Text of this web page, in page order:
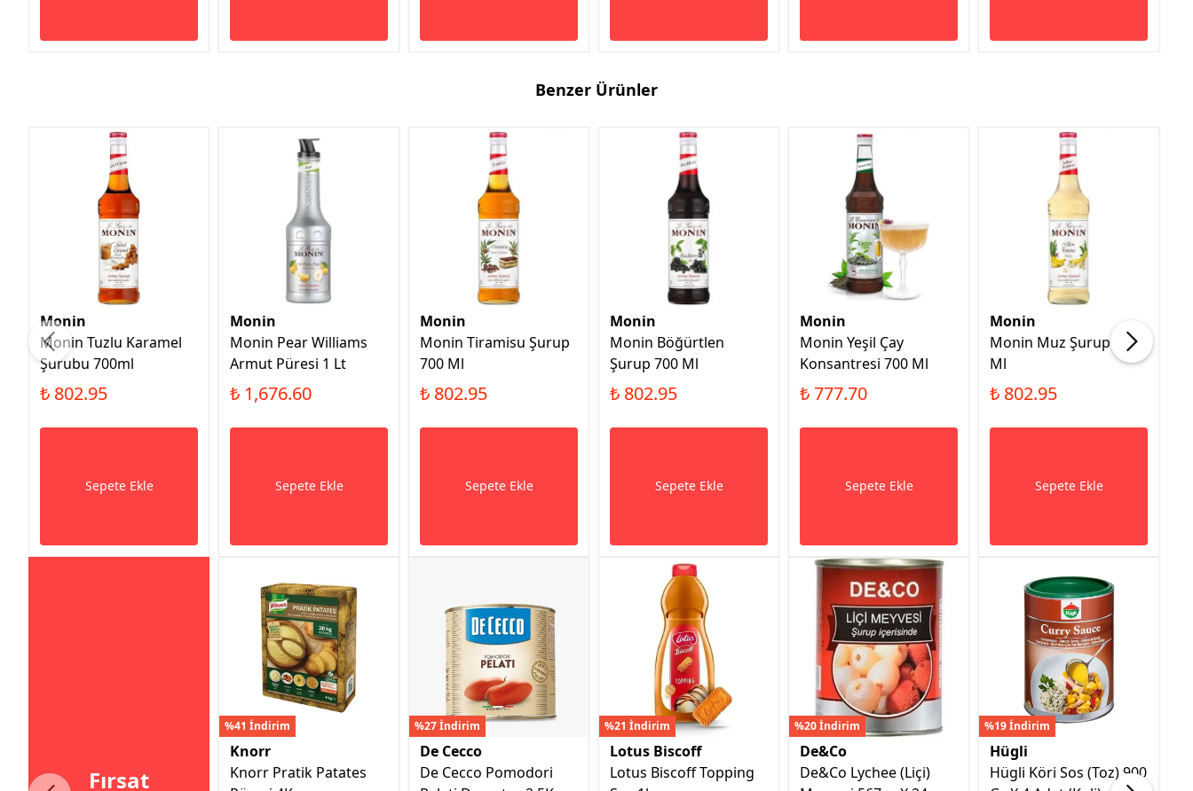
Benzer Ürünler
Monin
Monin Tuzlu Karamel
Şurubu 700ml
₺ 802.95
Sepete Ekle
Monin
Monin Pear Williams
Armut Püresi 1 Lt
₺ 1,676.60
Sepete Ekle
Monin
Monin Tiramisu Şurup
700 Ml
₺ 802.95
Sepete Ekle
Monin
Monin Böğürtlen
Şurup 700 Ml
₺ 802.95
Sepete Ekle
Monin
Monin Yeşil Çay
Konsantresi 700 Ml
₺ 777.70
Sepete Ekle
Monin
Monin Muz Şurup 700
Ml
₺ 802.95
Sepete Ekle
Fırsat
%41 İndirim
Knorr
Knorr Pratik Patates
%27 İndirim
De Cecco
De Cecco Pomodori
%21 İndirim
Lotus Biscoff
Lotus Biscoff Topping
%20 İndirim
De&Co
De&Co Lychee (Liçi)
%19 İndirim
Hügli
Hügli Köri Sos (Toz) 900